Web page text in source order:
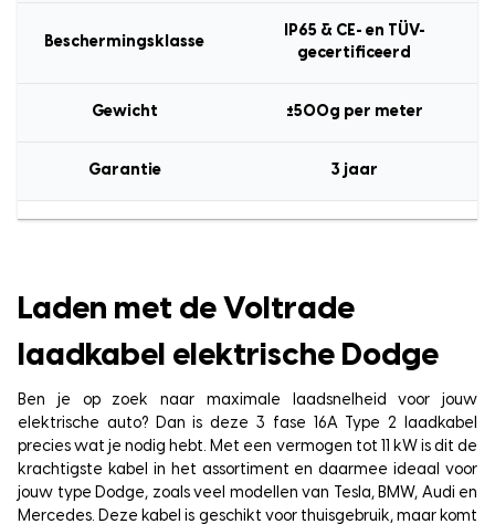
Beschermingsklasse
IP65 & CE- en TÜV-
gecertificeerd
Gewicht ±500g per meter
Garantie 3 jaar
Laden met de Voltrade
laadkabel elektrische Dodge
Ben je op zoek naar maximale laadsnelheid voor jouw
elektrische auto? Dan is deze 3 fase 16A Type 2 laadkabel
precies wat je nodig hebt. Met een vermogen tot 11 kW is dit de
krachtigste kabel in het assortiment en daarmee ideaal voor
jouw type Dodge, zoals veel modellen van Tesla, BMW, Audi en
Mercedes. Deze kabel is geschikt voor thuisgebruik, maar komt